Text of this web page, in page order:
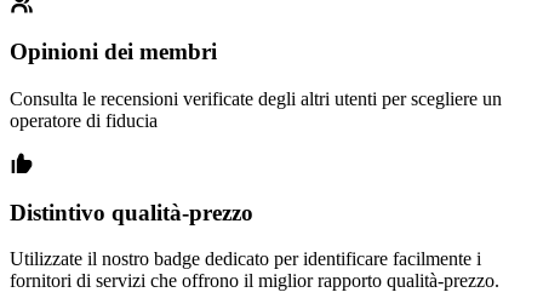
Opinioni dei membri
Consulta le recensioni verificate degli altri utenti per scegliere un
operatore di fiducia
Distintivo qualità-prezzo
Utilizzate il nostro badge dedicato per identificare facilmente i
fornitori di servizi che offrono il miglior rapporto qualità-prezzo.